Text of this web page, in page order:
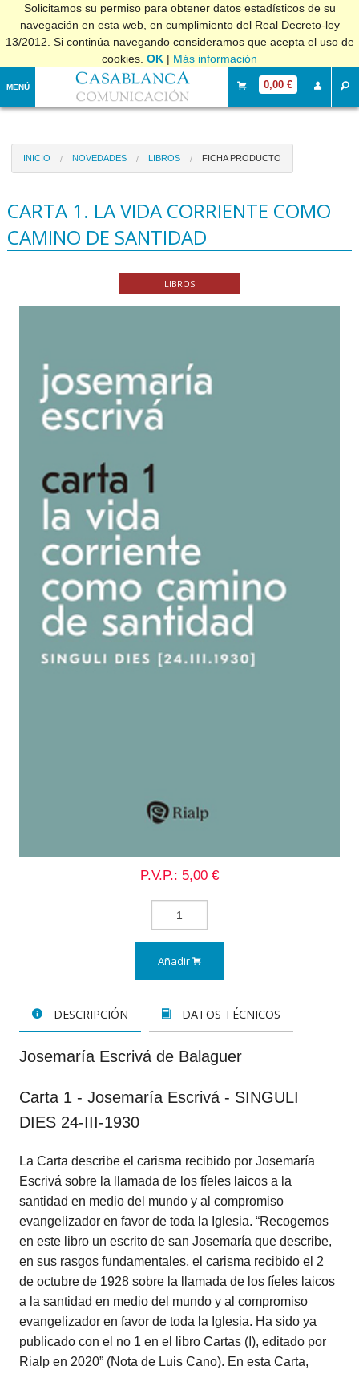
Solicitamos su permiso para obtener datos estadísticos de su
navegación en esta web, en cumplimiento del Real Decreto-ley
13/2012. Si continúa navegando consideramos que acepta el uso de
cookies. OK | Más información
MENÚ 0,00 €
INICIO NOVEDADES LIBROS FICHA PRODUCTO
CARTA 1. LA VIDA CORRIENTE COMO
CAMINO DE SANTIDAD
LIBROS
P.V.P.: 5,00 €
Añadir
DESCRIPCIÓN DATOS TÉCNICOS
Josemaría Escrivá de Balaguer
Carta 1 - Josemaría Escrivá - SINGULI
DIES 24-III-1930
La Carta describe el carisma recibido por Josemaría
Escrivá sobre la llamada de los fíeles laicos a la
santidad en medio del mundo y al compromiso
evangelizador en favor de toda la Iglesia. “Recogemos
en este libro un escrito de san Josemaría que describe,
en sus rasgos fundamentales, el carisma recibido el 2
de octubre de 1928 sobre la llamada de los fíeles laicos
a la santidad en medio del mundo y al compromiso
evangelizador en favor de toda la Iglesia. Ha sido ya
publicado con el no 1 en el libro Cartas (I), editado por
Rialp en 2020” (Nota de Luis Cano). En esta Carta,